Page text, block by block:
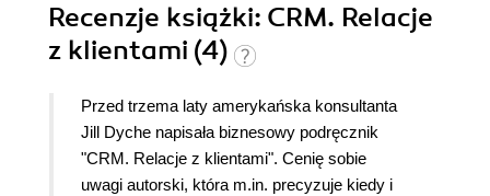
Recenzje książki: CRM. Relacje
z klientami (4)
Przed trzema laty amerykańska konsultanta
Jill Dyche napisała biznesowy podręcznik
"CRM. Relacje z klientami". Cenię sobie
uwagi autorski, która m.in. precyzuje kiedy i